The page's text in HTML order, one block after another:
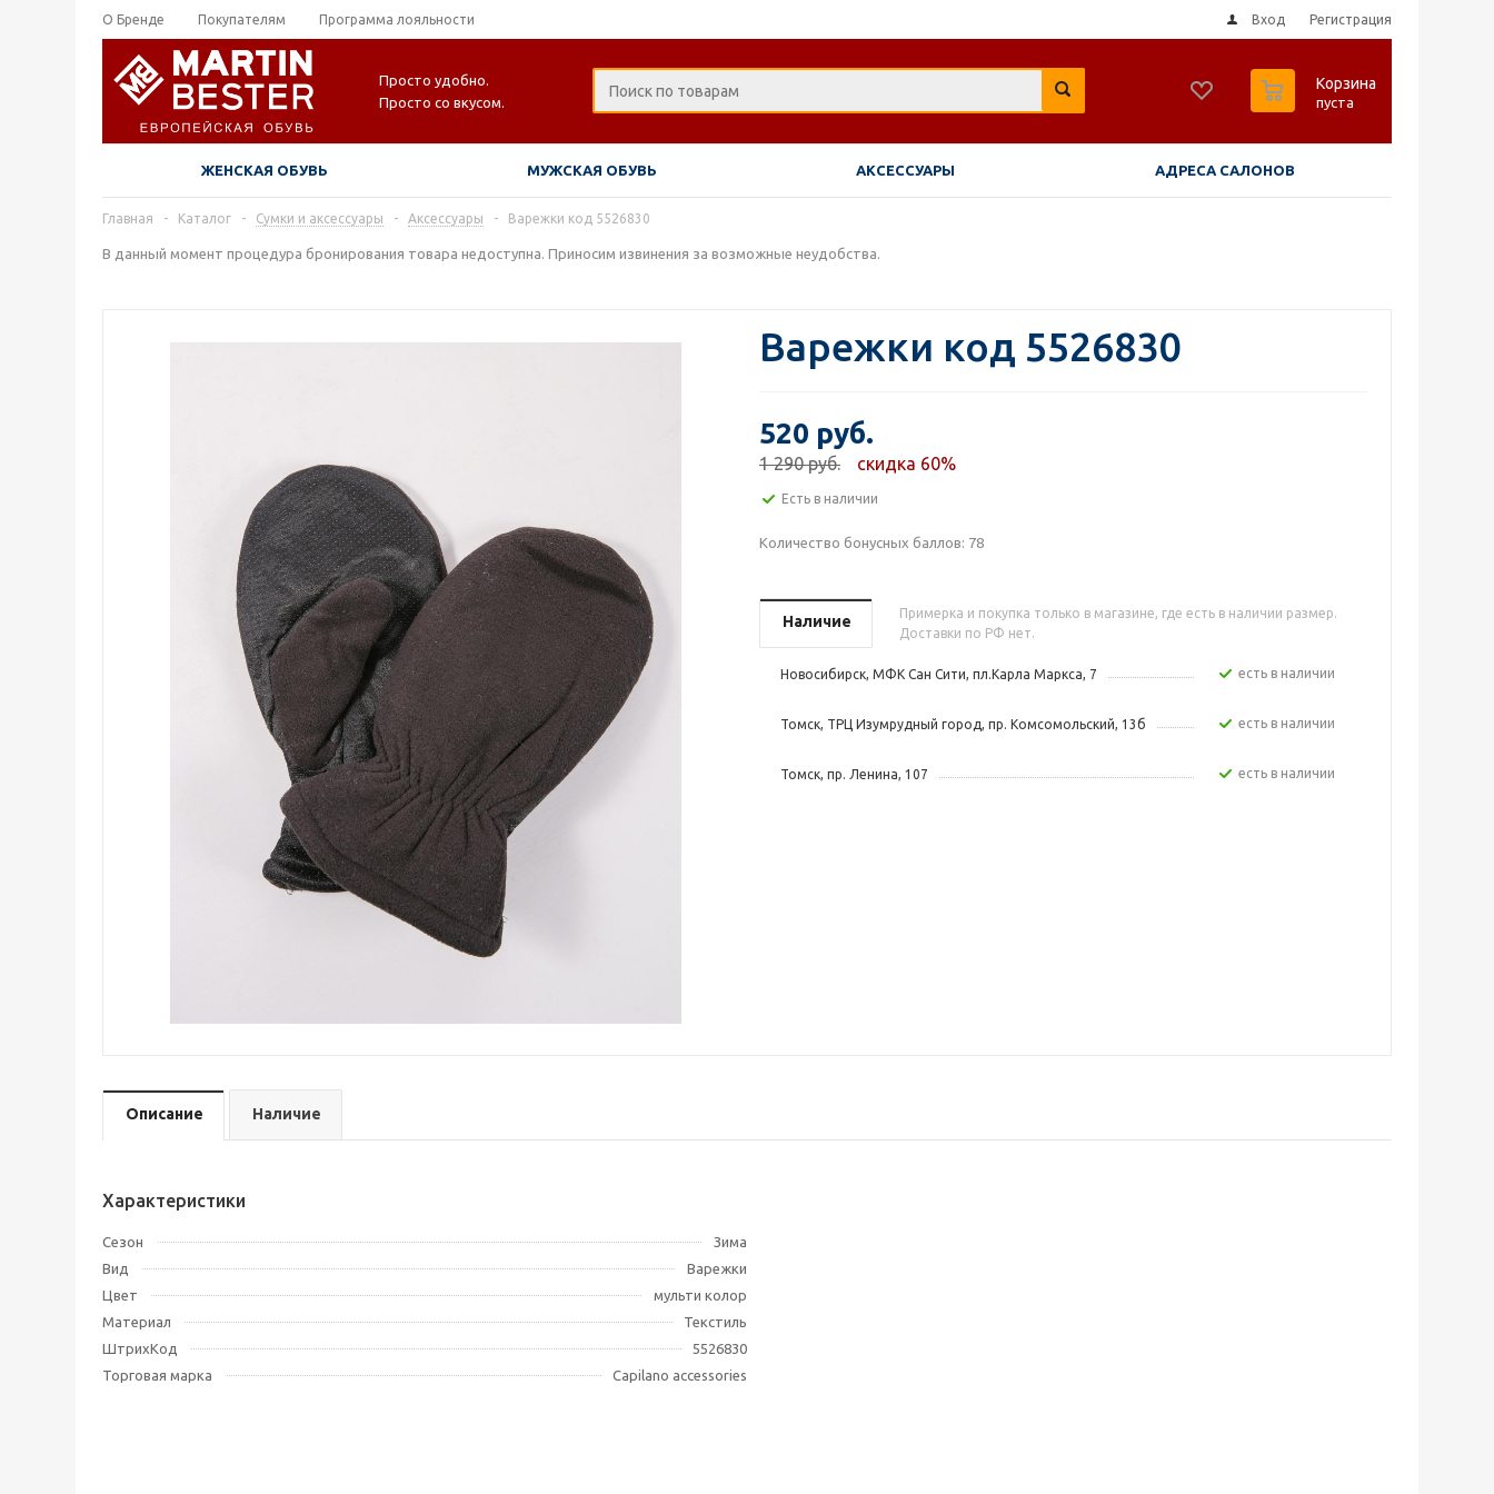
О Бренде Покупателям Программа лояльности Вход Регистрация
Просто удобно.
Просто со вкусом.
Корзина
пуста
ЖЕНСКАЯ ОБУВЬ МУЖСКАЯ ОБУВЬ АКСЕССУАРЫ АДРЕСА САЛОНОВ
Главная - Каталог - Сумки и аксессуары - Аксессуары - Варежки код 5526830
В данный момент процедура бронирования товара недоступна. Приносим извинения за возможные неудобства.
Варежки код 5526830
520 руб.
1 290 руб. скидка 60%
Есть в наличии
Количество бонусных баллов: 78
Наличие
Примерка и покупка только в магазине, где есть в наличии размер.
Доставки по РФ нет.
Новосибирск, МФК Сан Сити, пл.Карла Маркса, 7 Есть в наличии
Томск, ТРЦ Изумрудный город, пр. Комсомольский, 13б Есть в наличии
Томск, пр. Ленина, 107 Есть в наличии
Описание Наличие
Характеристики
Сезон
Зима
Вид
Варежки
Цвет
мульти колор
Материал
Текстиль
ШтрихКод
5526830
Торговая марка
Capilano accessories